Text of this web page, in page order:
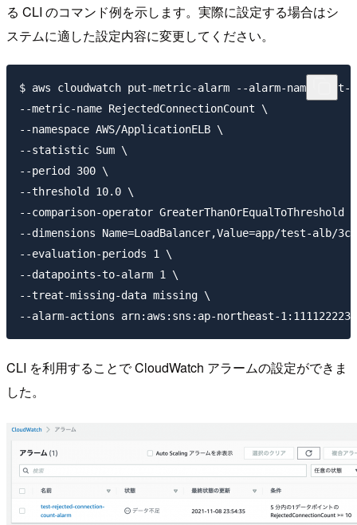
る CLI のコマンド例を示します。実際に設定する場合はシ
ステムに適した設定内容に変更してください。
$ aws cloudwatch put-metric-alarm --alarm-name
--metric-name RejectedConnectionCount \
--namespace AWS/ApplicationELB \
--statistic Sum \
--period 300 \
--threshold 10.0 \
--comparison-operator GreaterThanOrEqualToThreshold \
--dimensions Name=LoadBalancer,Value=app/test-alb/
--evaluation-periods 1 \
--datapoints-to-alarm 1 \
--treat-missing-data missing \
CLI を利用することで CloudWatch アラームの設定ができま
した。